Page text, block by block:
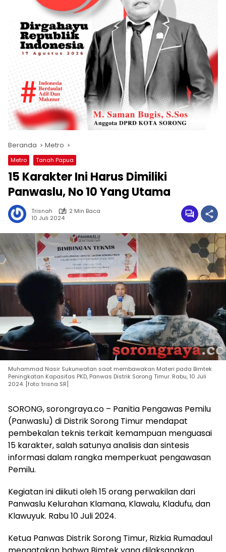
Beranda Metro
Metro Tanah Papua
15 Karakter Ini Harus Dimiliki
Panwaslu, No 10 Yang Utama
Trisnah
2 Min Baca
10 Juli 2024
Muhammad Nasir Sukunwatan saat membawakan Materi pada Bimtek
Peningkatan Kapasitas PKD, Panwas Distrik Sorong Timur. Rabu, 10 Juli
2024. [foto: trisna SR]
SORONG, sorongraya.co – Panitia Pengawas Pemilu
(Panwaslu) di Distrik Sorong Timur mendapat
pembekalan teknis terkait kemampuan menguasai
15 karakter, salah satunya analisis dan sintesis
informasi dalam rangka memperkuat pengawasan
Pemilu.
Kegiatan ini diikuti oleh 15 orang perwakilan dari
Panwaslu Kelurahan Klamana, Klawalu, Kladufu, dan
Klawuyuk. Rabu 10 Juli 2024.
Ketua Panwas Distrik Sorong Timur, Rizkia Rumadaul